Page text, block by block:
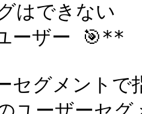
はできない
ーザー 🎯**